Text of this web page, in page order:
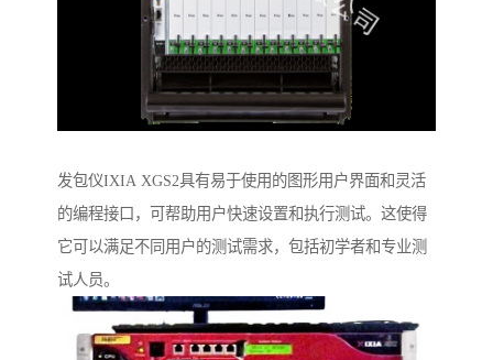
发包仪IXIA XGS2具有易于使用的图形用户界面和灵活
的编程接口，可帮助用户快速设置和执行测试。这使得
它可以满足不同用户的测试需求，包括初学者和专业测
试人员。